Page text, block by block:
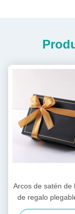
Arcos de satén de
de regalo
de embalaje